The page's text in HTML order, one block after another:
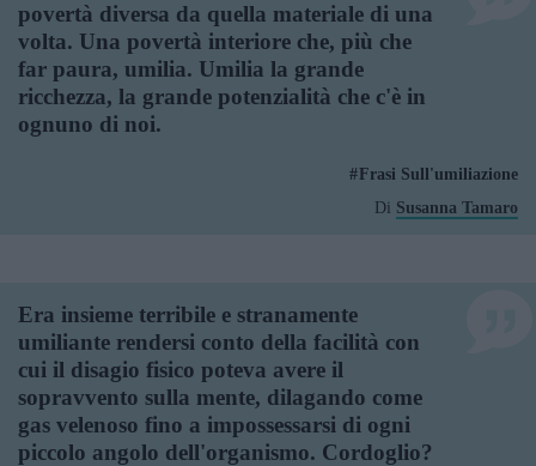
povertà diversa da quella materiale di una
volta. Una povertà interiore che, più che
far paura, umilia. Umilia la grande
ricchezza, la grande potenzialità che c'è in
ognuno di noi.
Frasi Sull'umiliazione
Di Susanna Tamaro
Era insieme terribile e stranamente
umiliante rendersi conto della facilità con
cui il disagio fisico poteva avere il
sopravvento sulla mente, dilagando come
gas velenoso fino a impossessarsi di ogni
piccolo angolo dell'organismo. Cordoglio?